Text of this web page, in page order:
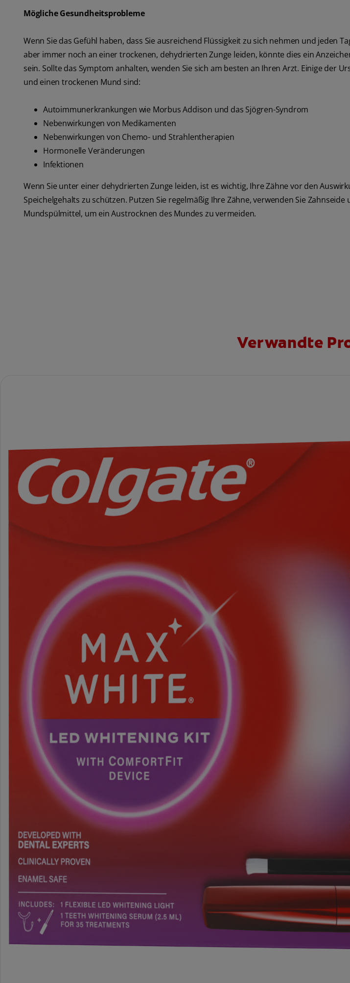
Mögliche Gesundheitsprobleme
Wenn Sie das Gefühl haben, dass Sie ausreichend Flüssigkeit zu sich nehmen und jeden
aber immer noch an einer trockenen, dehydrierten Zunge leiden, könnte dies ein
sein. Sollte das Symptom anhalten, wenden Sie sich am besten an Ihren Arzt. Einige der
und einen trockenen Mund sind:
Autoimmunerkrankungen wie Morbus Addison und das Sjögren-Syndrom
Nebenwirkungen von Medikamenten
Nebenwirkungen von Chemo- und Strahlentherapien
Hormonelle Veränderungen
Infektionen
Wenn Sie unter einer dehydrierten Zunge leiden, ist es wichtig, Ihre Zähne vor den
Speichelgehalts zu schützen. Putzen Sie regelmäßig Ihre Zähne, verwenden Sie
Mundspülmittel, um ein Austrocknen des Mundes zu vermeiden.
Verwandte